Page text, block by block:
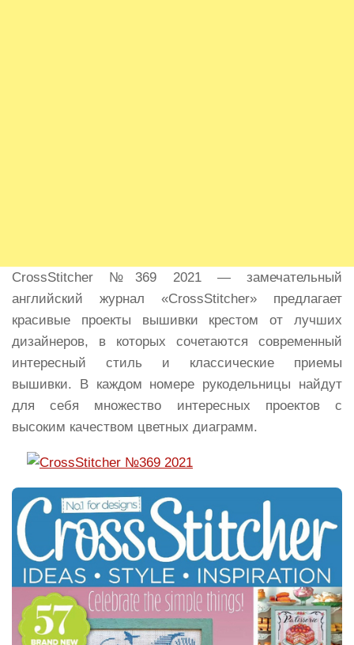
CrossStitcher №369 2021 — замечательный
английский журнал «CrossStitcher» предлагает
красивые проекты вышивки крестом от лучших
дизайнеров, в которых сочетаются современный
интересный стиль и классические приемы
вышивки. В каждом номере рукодельницы найдут
для себя множество интересных проектов с
высоким качеством цветных диаграмм.